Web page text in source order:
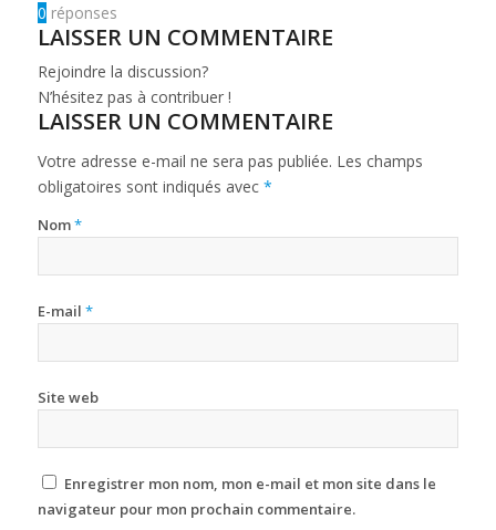
0 réponses
LAISSER UN COMMENTAIRE
Rejoindre la discussion?
N’hésitez pas à contribuer !
LAISSER UN COMMENTAIRE
Votre adresse e-mail ne sera pas publiée. Les champs
obligatoires sont indiqués avec *
Nom*
E-mail *
Site web
Enregistrer mon nom, mon e-mail et mon site dans le
navigateur pour mon prochain commentaire.